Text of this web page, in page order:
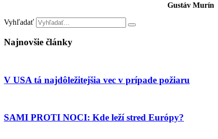
Gustáv Murín
Vyhľadať
Najnovšie články
V USA tá najdôležitejšia vec v prípade požiaru
SAMI PROTI NOCI: Kde leží stred Európy?